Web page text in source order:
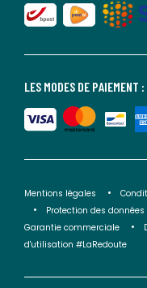
LES MODES DE PAIEMENT :
Mentions légales
Protection des
Garantie commerciale
d'utilisation #LaRedoute